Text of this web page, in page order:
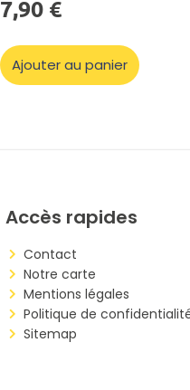
7,90 €
Ajouter au panier
Accès rapides
Contact
Notre carte
Mentions légales
Politique de
Sitemap